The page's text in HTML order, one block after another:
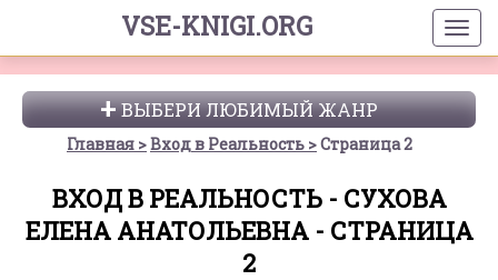
VSE-KNIGI.ORG
ВЫБЕРИ ЛЮБИМЫЙ ЖАНР
Главная Вход в Реальность Страница 2
ВХОД В РЕАЛЬНОСТЬ - СУХОВА
ЕЛЕНА АНАТОЛЬЕВНА - СТРАНИЦА
2